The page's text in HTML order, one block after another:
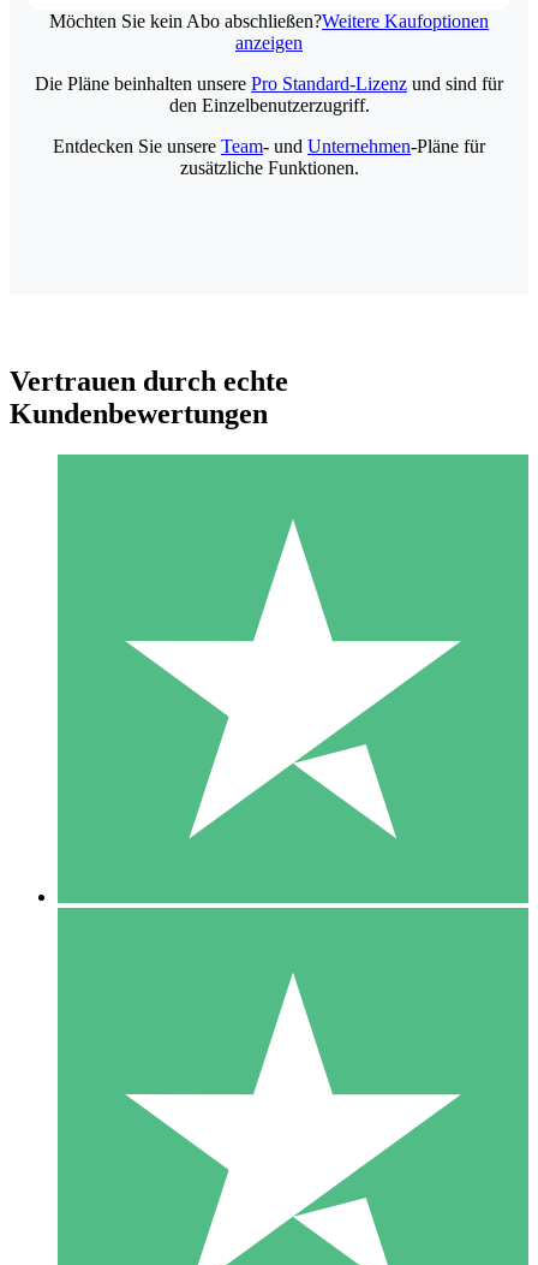
Möchten Sie kein Abo abschließen?Weitere Kaufoptionen
anzeigen
Individuelle Credit-Pakete
Zahlen Sie nach Bedarf mit Download-Credits. Keine
monatliche Verpflichtung erforderlich.
10 00
10 Downloads
20 00
Die Pläne beinhalten unsere Pro Standard-Lizenz und sind für
den Einzelbenutzerzugriff.
Entdecken Sie unsere Team- und Unternehmen-Pläne für
zusätzliche Funktionen.
Vertrauen durch echte
Kundenbewertungen